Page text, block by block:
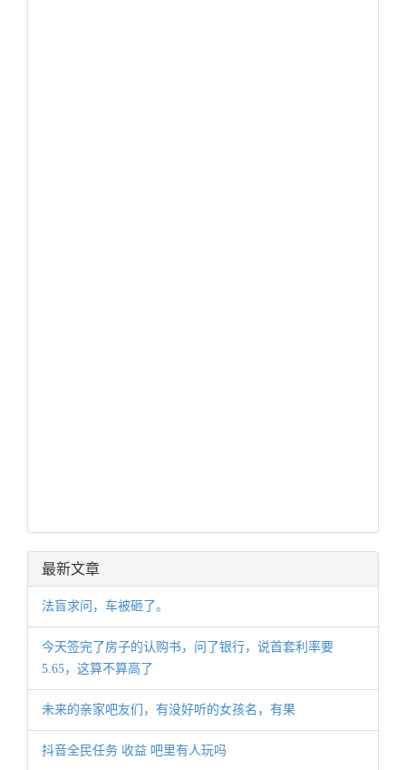
最新文章
法盲求问，车被砸了。
今天签完了房子的认购书，问了银行，说首套利率要
5.65，这算不算高了
未来的亲家吧友们，有没好听的女孩名，有果
抖音全民任务 收益 吧里有人玩吗